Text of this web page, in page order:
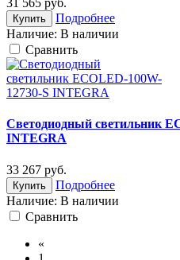
31 565 руб.
Купить
Подробнее
Наличие: В наличии
Cравнить
Светодиодный светильник
INTEGRA
33 267 руб.
Купить
Подробнее
Наличие: В наличии
Cравнить
«